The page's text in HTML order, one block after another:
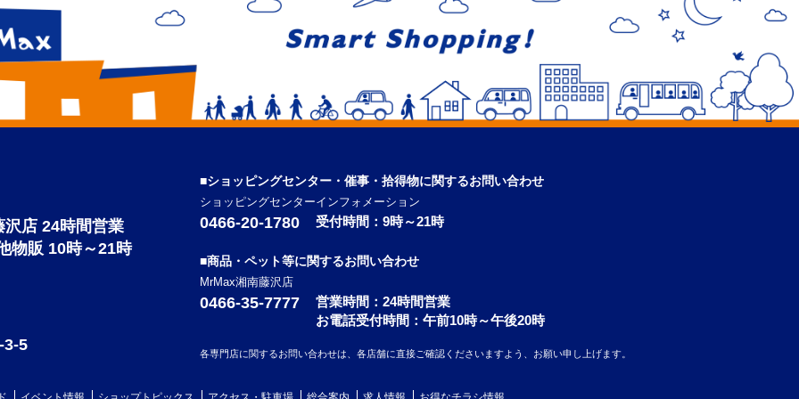
店 24時間営業
物販 10時～21時
5
■ショッピングセンター・催事・拾得物に関するお問い合わせ
ショッピングセンターインフォメーション
0466-20-1780 受付時間：9時～21時
■商品・ペット等に関するお問い合わせ
MrMax湘南藤沢店
0466-35-7777 営業時間：24時間営業
お電話受付時間：午前10時～午後20時
各専門店に関するお問い合わせは、各店舗に直接ご確認くださいますよう、お願い申し上げます。